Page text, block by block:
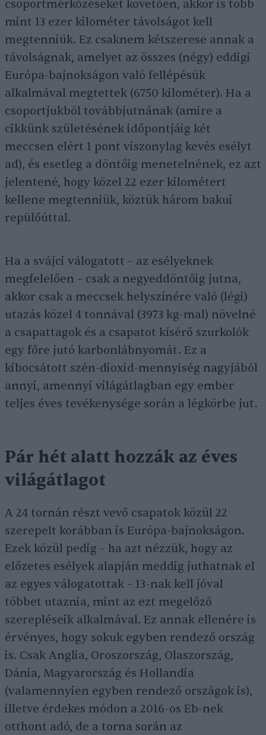
csoportmérkőzéseket követően, akkor is több
mint 13 ezer kilométer távolságot kell
megtenniük. Ez csaknem kétszerese annak a
távolságnak, amelyet az összes (négy) eddigi
Európa-bajnokságon való fellépésük
alkalmával megtettek (6750 kilométer). Ha a
csoportjukból továbbjutnának (amire a
cikkünk születésének időpontjáig két
meccsen elért 1 pont viszonylag kevés esélyt
ad), és esetleg a döntőig menetelnének, ez azt
jelentené, hogy közel 22 ezer kilométert
kellene megtenniük, köztük három bakui
repülőúttal.
Ha a svájci válogatott – az esélyeknek
megfelelően – csak a negyeddöntőig jutna,
akkor csak a meccsek helyszínére való (légi)
utazás közel 4 tonnával (3973 kg-mal) növelné
a csapattagok és a csapatot kísérő szurkolók
egy főre jutó karbonlábnyomát. Ez a
kibocsátott szén-dioxid-mennyiség nagyjából
annyi, amennyi világátlagban egy ember
teljes éves tevékenysége során a légkörbe jut.
Pár hét alatt hozzák az éves
világátlagot
A 24 tornán részt vevő csapatok közül 22
szerepelt korábban is Európa-bajnokságon.
Ezek közül pedig – ha azt nézzük, hogy az
előzetes esélyek alapján meddig juthatnak el
az egyes válogatottak – 13-nak kell jóval
többet utaznia, mint az ezt megelőző
szerepléseik alkalmával. Ez annak ellenére is
érvényes, hogy sokuk egyben rendező ország
is. Csak Anglia, Oroszország, Olaszország,
Dánia, Magyarország és Hollandia
(valamennyien egyben rendező országok is),
illetve érdekes módon a 2016-os Eb-nek
otthont adó, de a torna során az